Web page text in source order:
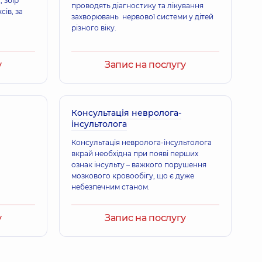
21 років досвіду
діагностики,31 років досвіду
за
проводять діагностику та лікування
захворювань нервової системи у дітей
різного віку.
Запис на послугу
Консультація невролога-
інсультолога
Консультація невролога-інсультолога
вкрай необхідна при появі перших
ознак інсульту – важкого порушення
мозкового кровообігу, що є дуже
небезпечним станом.
Запис на послугу